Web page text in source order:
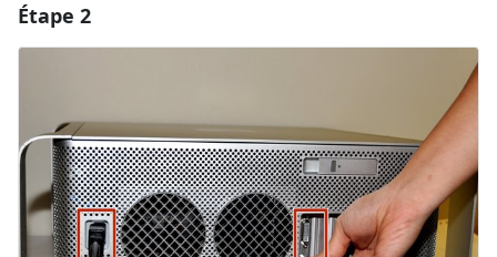
Annuler Publier un commentaire
Étape 2